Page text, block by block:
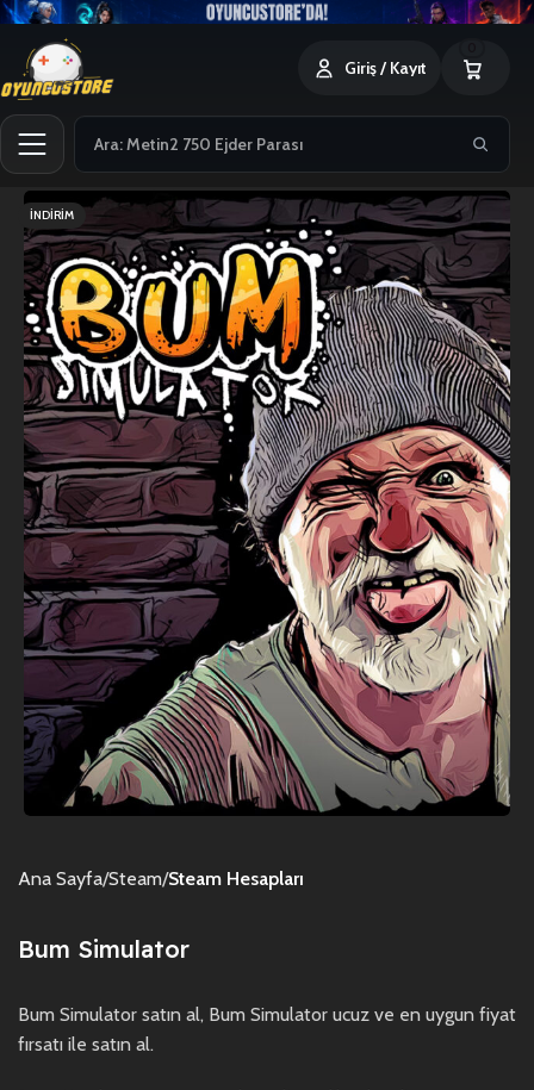
Giriş / Kayıt
İNDIRIM
Ana Sayfa Steam Steam Hesapları
Bum Simulator
Bum Simulator satın al, Bum Simulator ucuz ve en uygun fiyat
fırsatı ile satın al.